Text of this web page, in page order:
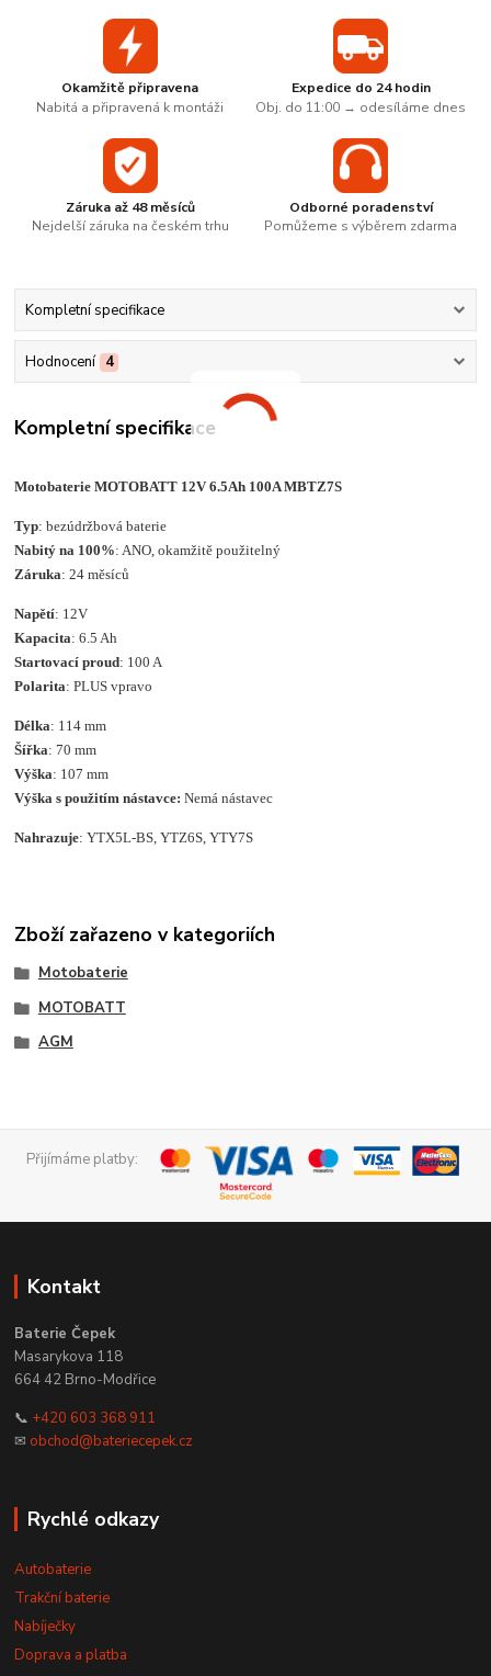
Okamžitě připravena
Nabitá a připravená k montáži
Expedice do 24 hodin
Obj. do 11:00 → odesíláme dnes
Záruka až 48 měsíců
Nejdelší záruka na českém trhu
Odborné poradenství
Pomůžeme s výběrem zdarma
Kompletní specifikace
Hodnocení 4
Kompletní specifikace
Motobaterie MOTOBATT 12V 6.5Ah 100A MBTZ7S
Typ: bezúdržbová baterie
Nabitý na 100%: ANO, okamžitě použitelný
Záruka: 24 měsíců
Napětí: 12V
Kapacita: 6.5 Ah
Startovací proud: 100 A
Polarita: PLUS vpravo
Délka: 114 mm
Šířka: 70 mm
Výška: 107 mm
Výška s použitím nástavce:Nemá nástavec
Nahrazuje: YTX5L-BS, YTZ6S, YTY7S
Zboží zařazeno v kategoriích
Motobaterie
MOTOBATT
AGM
Přijímáme platby:
Kontakt
Baterie Čepek
Masarykova 118
664 42 Brno-Modřice
📞 +420 603 368 911
✉ obchod@bateriecepek.cz
Rychlé odkazy
Autobaterie
Trakční baterie
Nabíječky
Doprava a platba